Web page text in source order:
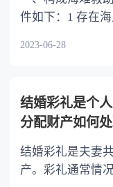
件如下：1 存在
2023-06-28
结婚彩礼是个
分配财产如何
结婚彩礼是夫妻
产。彩礼通常情